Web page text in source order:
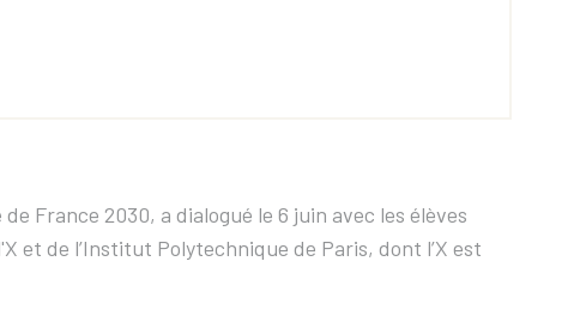
France 2030, a dialogué le 6 juin avec les élèves
et de l’Institut Polytechnique de Paris, dont l’X est